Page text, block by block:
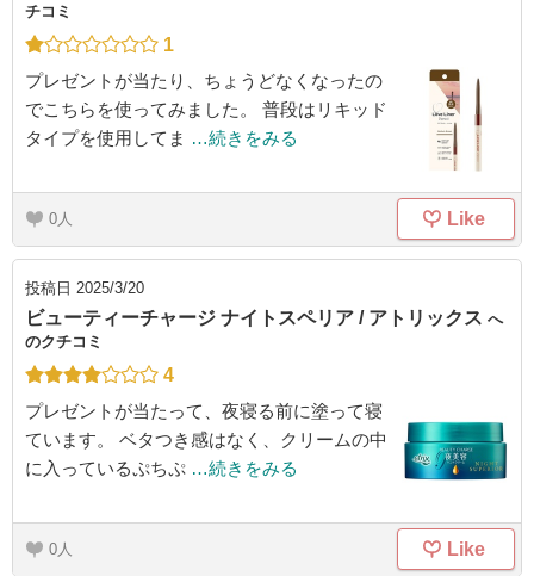
チコミ
1
プレゼントが当たり、ちょうどなくなったの
でこちらを使ってみました。 普段はリキッド
タイプを使用してま …続きをみる
0 Like
投稿日 2025/3/20
ビューティーチャージ ナイトスペリア / アトリックス へ
のクチコミ
4
プレゼントが当たって、夜寝る前に塗って寝
ています。 ベタつき感はなく、クリームの中
に入っているぷちぷ …続きをみる
0 Like